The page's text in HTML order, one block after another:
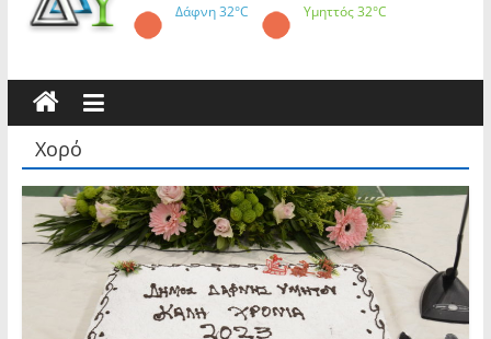
Δάφνη32°C Υμηττός32°C
Χορό